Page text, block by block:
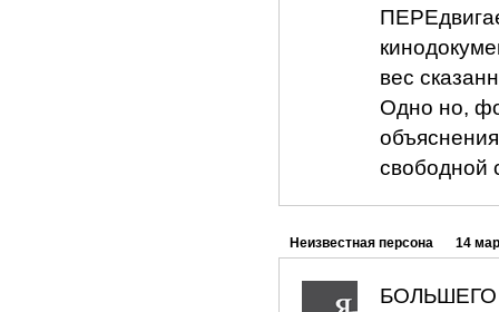
вес
Одно но,
свободной
Неизвестная персона 14